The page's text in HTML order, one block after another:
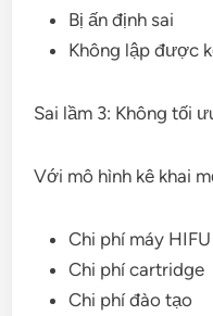
Bị ấn định sai
Không lập được
Sai lầm 3: Không tối
Với mô hình kê khai
Chi phí máy HIFU
Chi phí cartridge
Chi phí đào tạo